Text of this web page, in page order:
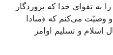
به تقوای خدا که پروردگار
می‌کنم که ﴿مبادا
اسلام و تسلیم اوامر